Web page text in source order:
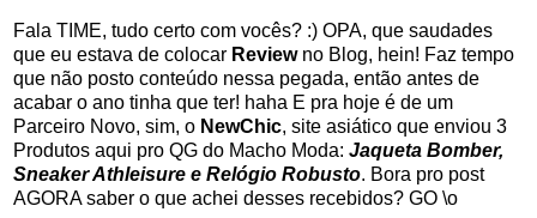
Fala TIME, tudo certo com vocês? :) OPA, que saudades
que eu estava de colocar Reviewno Blog, hein! Faz tempo
que não posto conteúdo nessa pegada, então antes de
acabar o ano tinha que ter! haha E pra hoje é de um
Parceiro Novo, sim, o NewChic, site asiático que enviou 3
Produtos aqui pro QG do Macho Moda: Jaqueta Bomber,
Sneaker Athleisure e Relógio Robusto. Bora pro post
AGORA saber o que achei desses recebidos? GO \o